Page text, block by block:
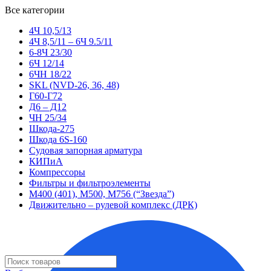
Все категории
4Ч 10,5/13
4Ч 8,5/11 – 6Ч 9.5/11
6-8Ч 23/30
6Ч 12/14
6ЧН 18/22
SKL (NVD-26, 36, 48)
Г60-Г72
Д6 – Д12
ЧН 25/34
Шкода-275
Шкода 6S-160
Судовая запорная арматура
КИПиА
Компрессоры
Фильтры и фильтроэлементы
М400 (401), М500, М756 (“Звезда”)
Движительно – рулевой комплекс (ДРК)